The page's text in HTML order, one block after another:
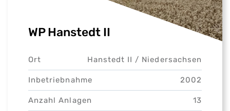
WP Hanstedt II
Ort Hanstedt II / Niedersachsen
Inbetriebnahme 2002
Anzahl Anlagen 13